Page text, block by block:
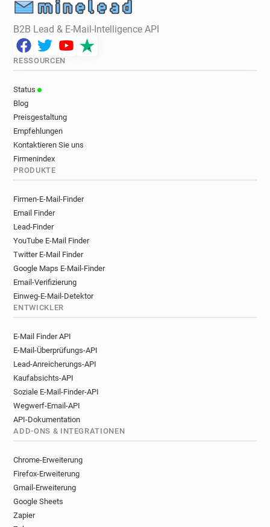
B2B Lead & E-Mail-Intelligence API
RESSOURCEN
Status
Blog
Preisgestaltung
Empfehlungen
Kontaktieren Sie uns
Firmenindex
PRODUKTE
Firmen-E-Mail-Finder
Email Finder
Lead-Finder
YouTube E-Mail Finder
Twitter E-Mail Finder
Google Maps E-Mail-Finder
Email-Verifizierung
Einweg-E-Mail-Detektor
ENTWICKLER
E-Mail Finder API
E-Mail-Überprüfungs-API
Lead-Anreicherungs-API
Kaufabsichts-API
Soziale E-Mail-Finder-API
Wegwerf-Email-API
API-Dokumentation
ADD-ONS & INTEGRATIONEN
Chrome-Erweiterung
Firefox-Erweiterung
Gmail-Erweiterung
Google Sheets
Zapier